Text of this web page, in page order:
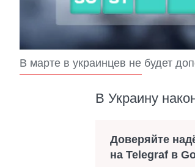
В марте в украинцев не будет
В Украину
Доверяйте
на Telegraf в